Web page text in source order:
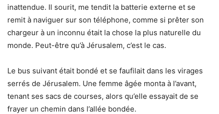
inattendue. Il sourit, me tendit la batterie externe et se
remit à naviguer sur son téléphone, comme si prêter son
chargeur à un inconnu était la chose la plus naturelle du
monde. Peut-être qu’à Jérusalem, c’est le cas.
Le bus suivant était bondé et se faufilait dans les virages
serrés de Jérusalem. Une femme âgée monta à l’avant,
tenant ses sacs de courses, alors qu’elle essayait de se
frayer un chemin dans l’allée bondée.